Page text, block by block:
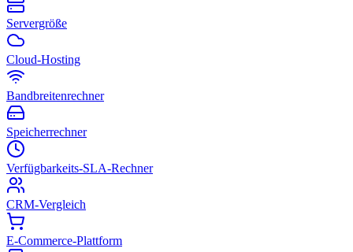
Servergröße
Cloud-Hosting
Bandbreitenrechner
Speicherrechner
Verfügbarkeits-SLA-Rechner
CRM-Vergleich
E-Commerce-Plattform